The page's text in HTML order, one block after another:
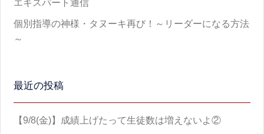
エキスパート通信
個別指導の神様・タヌーキ再び！～リーダーになる方法
～
最近の投稿
【9/8(金)】成績上げたって生徒数は増えないよ②